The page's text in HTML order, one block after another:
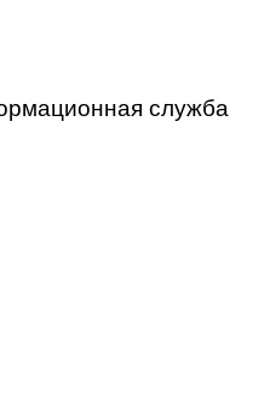
служба